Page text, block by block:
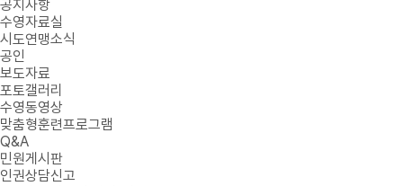
공지사항
수영자료실
시도연맹소식
공인
보도자료
포토갤러리
수영동영상
맞춤형훈련프로그램
Q&A
민원게시판
인권상담신고